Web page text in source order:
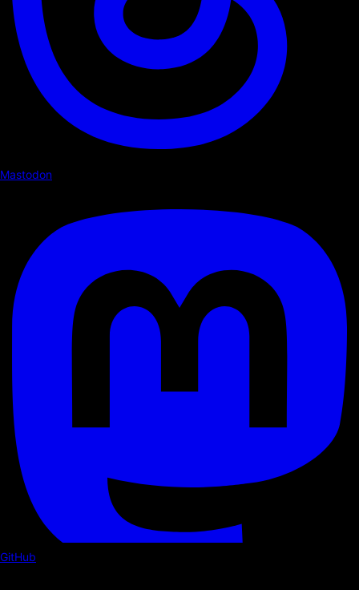
Mastodon
GitHub